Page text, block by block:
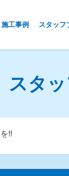
施工事例 スタッフ
スタ
!!